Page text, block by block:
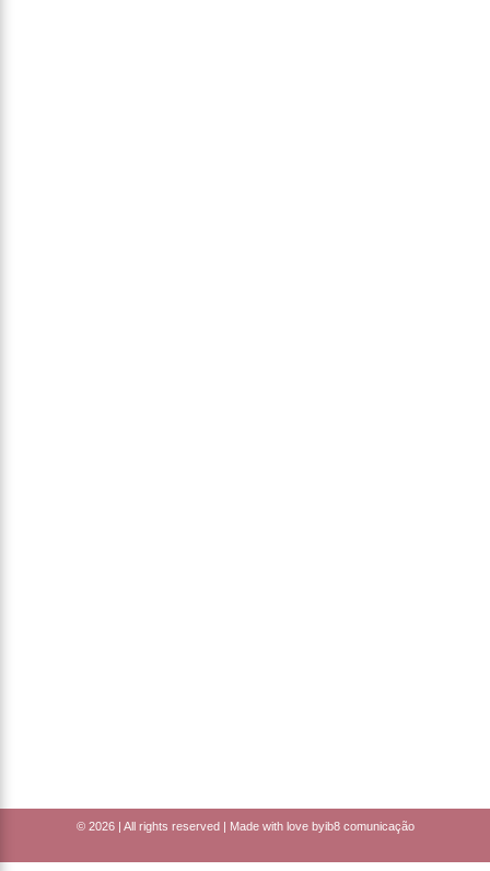
© 2026 | All rights reserved | Made with love byib8 comunicação